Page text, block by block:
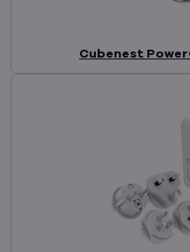
Cubenest